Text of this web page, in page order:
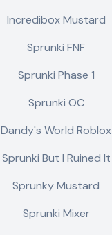
Incredibox Mustard
Sprunki FNF
Sprunki Phase 1
Sprunki OC
Dandy's World Roblox
Sprunki But I Ruined It
Sprunky Mustard
Sprunki Mixer